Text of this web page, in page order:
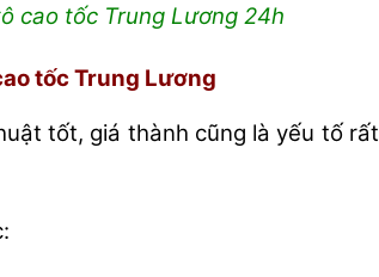
cao tốc Trung Lương 24h
tốc Trung Lương
tốt, giá thành cũng là yếu tố rất